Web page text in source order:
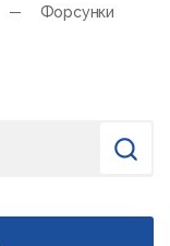
Форсунки
Найти